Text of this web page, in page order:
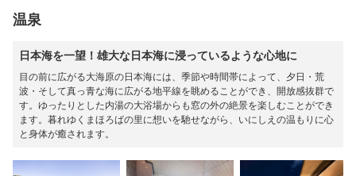
温泉
日本海を一望！雄大な日本海に浸っているような心地に
目の前に広がる大海原の日本海には、季節や時間帯によって、夕日・荒
波・そして真っ青な海に広がる地平線を眺めることができ、開放感抜群で
す。ゆったりとした内湯の大浴場からも窓の外の絶景を楽しむことができ
ます。暮れゆくまほろばの里に想いを馳せながら、いにしえの温もりに心
と身体が癒されます。